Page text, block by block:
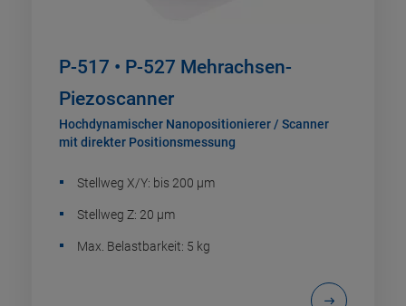
P-517 • P-527 Mehrachsen-
Piezoscanner
Hochdynamischer Nanopositionierer / Scanner
mit direkter Positionsmessung
Stellweg X/Y: bis 200 µm
Stellweg Z: 20 µm
Max. Belastbarkeit: 5 kg